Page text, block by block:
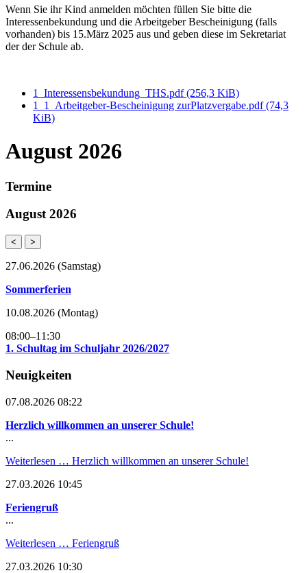
Wenn Sie ihr Kind anmelden möchten füllen Sie bitte die
Interessenbekundung und die Arbeitgeber Bescheinigung (falls
vorhanden) bis 15.März 2025 aus und geben diese im Sekretariat
der der Schule ab.
1_Interessensbekundung_THS.pdf(256,3 KiB)
1_1_Arbeitgeber-Bescheinigung zurPlatzvergabe.pdf(74,3
KiB)
August 2026
Termine
August 2026
< >
27.06.2026 (Samstag)
Sommerferien
10.08.2026 (Montag)
08:00–11:30
1. Schultag im Schuljahr 2026/2027
Neuigkeiten
07.08.2026 08:22
Herzlich willkommen an unserer Schule!
...
Weiterlesen … Herzlich willkommen an unserer Schule!
27.03.2026 10:45
Feriengruß
...
Weiterlesen … Feriengruß
27.03.2026 10:30